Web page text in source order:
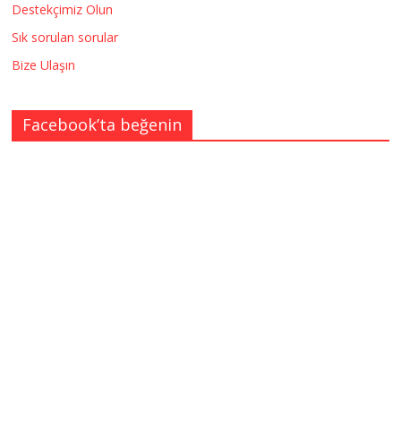
Destekçimiz Olun
Sık sorulan sorular
Bize Ulaşın
Facebook’ta beğenin